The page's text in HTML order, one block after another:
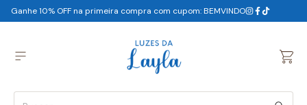
Ganhe 10% OFF na primeira compra com cupom: BEMVINDO